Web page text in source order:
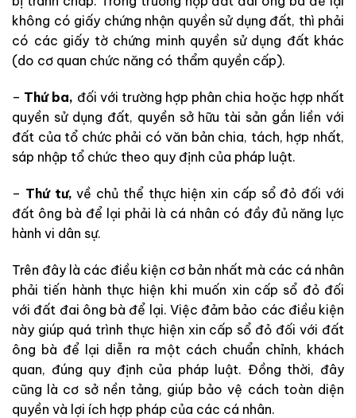
không có giấy chứng nhận quyền sử dụng đất, thì phải
có các giấy tờ chứng minh quyền sử dụng đất khác
(do cơ quan chức năng có thẩm quyền cấp).
– Thứ ba, đối với trường hợp phân chia hoặc hợp nhất
quyền sử dụng đất, quyền sở hữu tài sản gắn liền với
đất của tổ chức phải có văn bản chia, tách, hợp nhất,
sáp nhập tổ chức theo quy định của pháp luật.
– Thứ tư,về chủ thể thực hiện xin cấp sổ đỏ đối với
đất ông bà để lại phải là cá nhân có đầy đủ năng lực
hành vi dân sự.
Trên đây là các điều kiện cơ bản nhất mà các cá nhân
phải tiến hành thực hiện khi muốn xin cấp sổ đỏ đối
với đất đai ông bà để lại. Việc đảm bảo các điều kiện
này giúp quá trình thực hiện xin cấp sổ đỏ đối với đất
ông bà để lại diễn ra một cách chuẩn chỉnh, khách
quan, đúng quy định của pháp luật. Đồng thời, đây
cũng là cơ sở nền tảng, giúp bảo vệ cách toàn diện
quyền và lợi ích hợp pháp của các cá nhân.